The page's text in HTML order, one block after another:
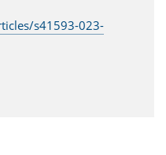
s41593-023-